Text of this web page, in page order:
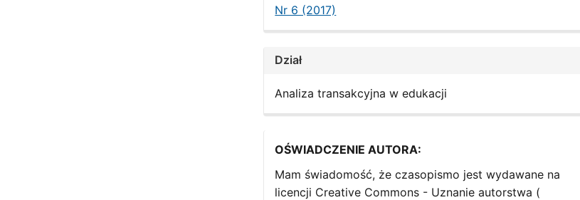
Nr 6 (2017)
Dział
Analiza transakcyjna w edukacji
OŚWIADCZENIE AUTORA:
Mam świadomość, że czasopismo jest wydawane na
licencji Creative Commons - Uznanie autorstwa (